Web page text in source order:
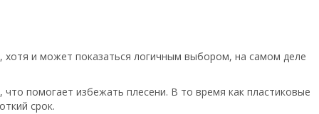
хотя и может показаться логичным выбором, на самом деле
помогает избежать плесени. В то время как пластиковые
срок.